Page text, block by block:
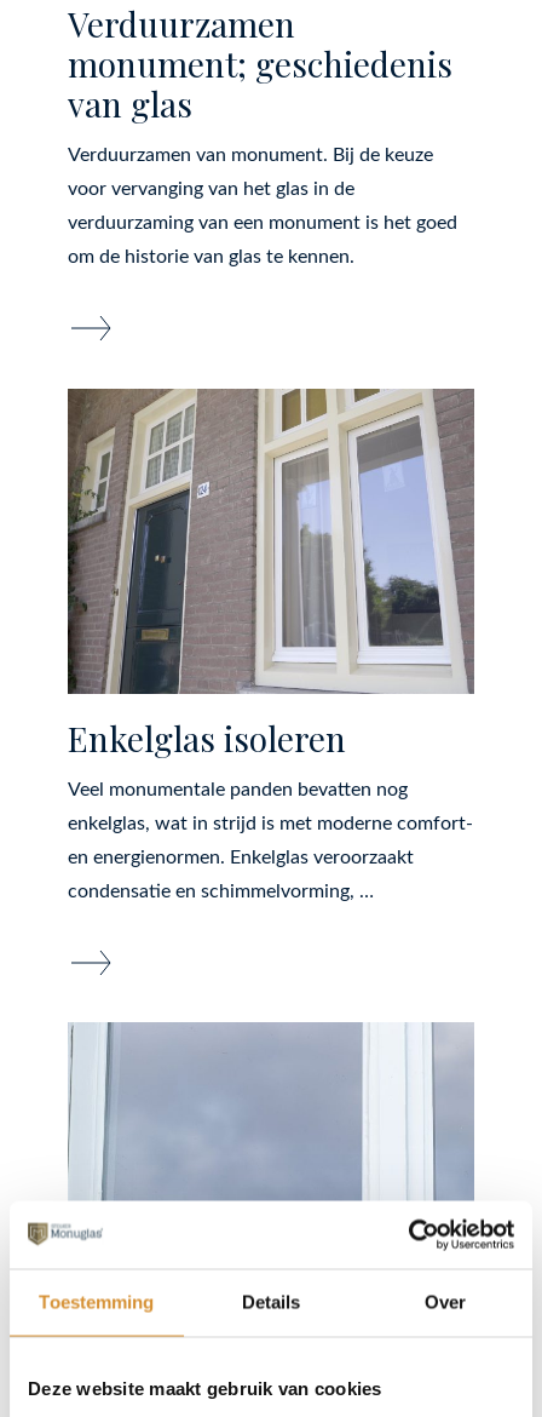
Toestemming Details Over
Deze website maakt gebruik van cookies
Verduurzamen
monument; geschiedenis
van glas
Verduurzamen van monument. Bij de keuze
voor vervanging van het glas in de
verduurzaming van een monument is het goed
om de historie van glas te kennen.
Enkelglas isoleren
Veel monumentale panden bevatten nog
enkelglas, wat in strijd is met moderne comfort-
en energienormen. Enkelglas veroorzaakt
condensatie en schimmelvorming, …
Monuglas® vacuümglas